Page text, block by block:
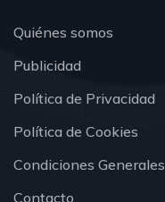
Quiénes somos
Publicidad
Política de Privacidad
Política de Cookies
Condiciones Generales
Contacto